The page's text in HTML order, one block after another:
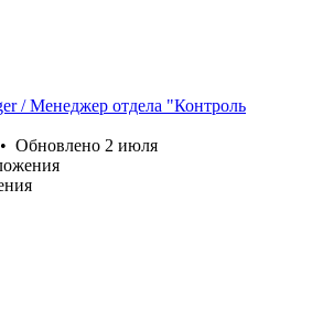
/ Менеджер отдела "Контроль
• Обновлено 2 июля